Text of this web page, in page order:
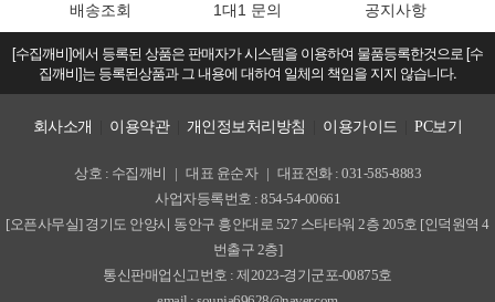
배송조회 1대1 문의 공지사항
[수집깨비]에서 등록된 상품은 판매자가 시스템을 이용하여 물품등록한것으로 [수
집깨비]는 등록된상품과 그 내용에 대하여 일체의 책임을 지지 않습니다.
회사소개 이용약관 개인정보처리방침 이용가이드 PC보기
상호 : 수집깨비 | 대표 윤순자 | 대표전화 : 031-585-8883
사업자등록번호 : 854-54-00661
[오픈사무실] 경기도 안양시 동안구 흥안대로 527 스타타워 2층 205호 [인덕원역 4
번출구 2층]
통신판매업신고번호 : 제2023-경기군포-00875호